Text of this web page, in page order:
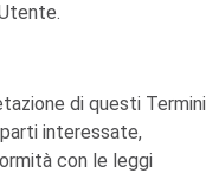
di questi Termini
interessate,
con le leggi